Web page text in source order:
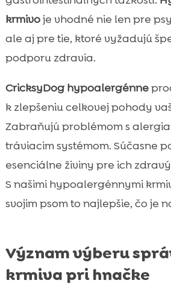
krmivoje vhodné nie len pre
ale aj pre tie, ktoré vyžadujú
podporu zdravia.
CricksyDog hypoalergénne
k zlepšeniu celkovej pohody
Zabraňujú problémom s
tráviacim systémom. Súčasne
esenciálne živiny pre ich
S našimi hypoalergénnymi
svojim psom to najlepšie, čo je
Význam výberu
krmiva pri hnačke